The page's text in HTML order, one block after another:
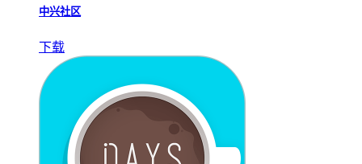
中兴社区
下载